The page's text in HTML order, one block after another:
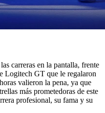
carreras en la pantalla, frente
Logitech GT que le regalaron
valieron la pena, ya que
más prometedoras de este
profesional, su fama y su